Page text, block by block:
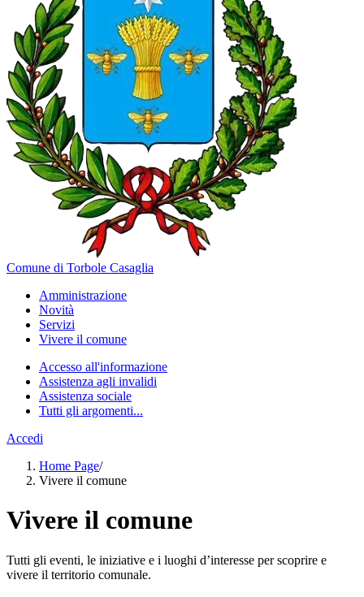
Comune di Torbole Casaglia
Amministrazione
Novità
Servizi
Vivere il comune
Accesso all'informazione
Assistenza agli invalidi
Assistenza sociale
Tutti gli argomenti...
Accedi
Home Page/
Vivere il comune
Vivere il comune
Tutti gli eventi, le iniziative e i luoghi d’interesse per scoprire e
vivere il territorio comunale.